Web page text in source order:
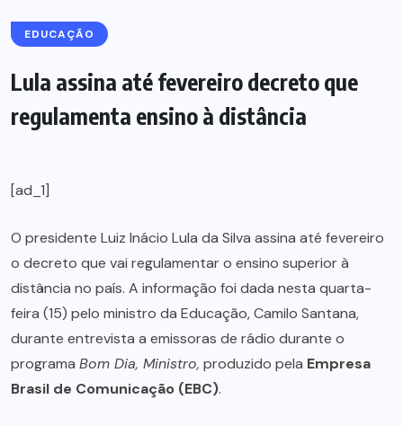
EDUCAÇÃO
Lula assina até fevereiro decreto que
regulamenta ensino à distância
[ad_1]
O presidente Luiz Inácio Lula da Silva assina até fevereiro
o decreto que vai regulamentar o ensino superior à
distância no país. A informação foi dada nesta quarta-
feira (15) pelo ministro da Educação, Camilo Santana,
durante entrevista a emissoras de rádio durante o
programa Bom Dia, Ministro, produzido pela Empresa
Brasil de Comunicação (EBC).